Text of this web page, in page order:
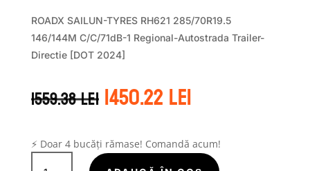
ROADX SAILUN-TYRES RH621 285/70R19.5
146/144M C/C/71dB-1 Regional-Autostrada Trailer-
Directie [DOT 2024]
1559.38lei Prețul
inițial
fost:
1559.38 lei.
1450.22leiPrețul
curent
1450.22 lei.
⚡ Doar 4 bucăți rămase! Comandă acum!
Cantitate